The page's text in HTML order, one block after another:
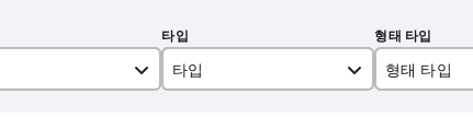
타입 형태 타입